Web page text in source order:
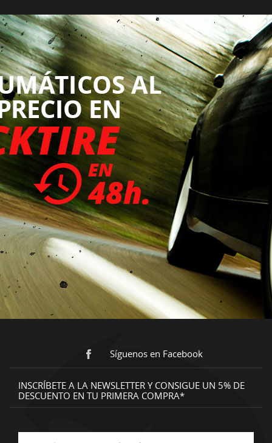
Síguenos en Facebook
INSCRÍBETE A LA NEWSLETTER Y CONSIGUE UN 5% DE
DESCUENTO EN TU PRIMERA COMPRA*